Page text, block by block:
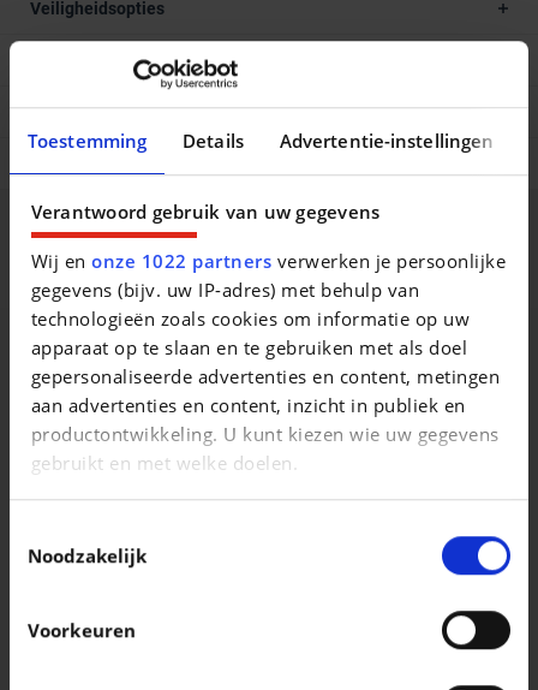
Toestemming Details Advertentie-instellingen
Verantwoord gebruik van uw gegevens
Wij enonze 1022 partners verwerken je persoonlijke
gegevens (bijv. uw IP-adres) met behulp van
technologieën zoals cookies om informatie op uw
apparaat op te slaan en te gebruiken met als doel
gepersonaliseerde advertenties en content, metingen
aan advertenties en content, inzicht in publiek en
productontwikkeling. U kunt kiezen wie uw gegevens
gebruikt en met welke doelen.
Informatie verzamelen over uw geografische
locatie, die tot een paar meter nauwkeurig kan zijn
Uw apparaat identificeren door het actief te
scannen op specifieke eigenschappen
Noodzakelijk
Voorkeuren
Veiligheidsopties
Comfort en uitrusting
Multimedia opties
Beschrijving van het voertuig occasie
Vergelijkbare voertuigen
65.012 km